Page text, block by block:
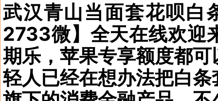
武汉青山当面套花呗白
2733微】全天在线欢迎
期乐，苹果专享额度都
轻人已经在想办法把白